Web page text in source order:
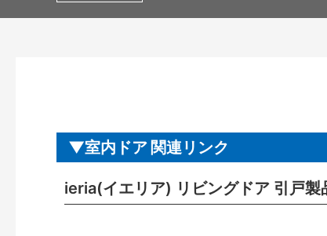
室内ドア 関連リンク
ieria(イエリア) リビングドア 引戸製